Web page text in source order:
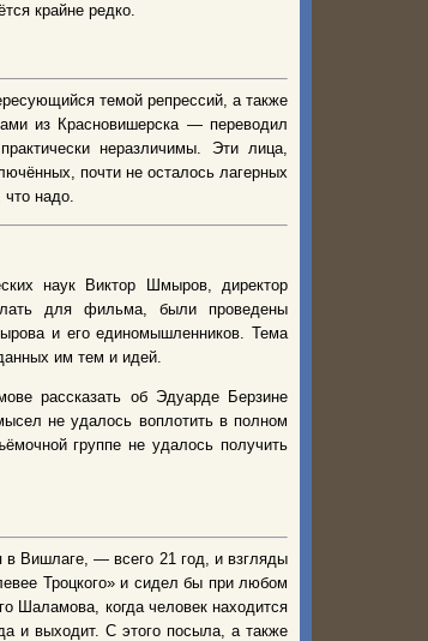
крайне редко.
темой репрессий, а также
из Красновишерска — переводил
неразличимы. Эти лица,
почти не осталось лагерных
надо.
наук Виктор Шмыров, директор
для фильма, были проведены
и его единомышленников. Тема
им тем и идей.
рассказать об Эдуарде Берзине
не удалось воплотить в полном
группе не удалось получить
Вишлаге, — всего 21 год, и взгляды
Троцкого» и сидел бы при любом
Шаламова, когда человек находится
и выходит. С этого посыла, а также